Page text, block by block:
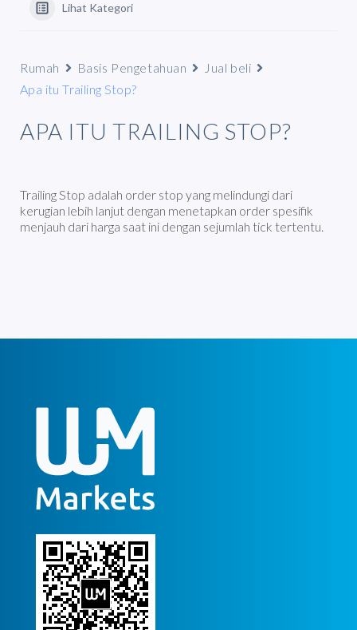
Lihat Kategori
Rumah Basis Pengetahuan
Jual beli
Apa itu Trailing Stop?
APA ITU TRAILING STOP?
Trailing Stop adalah order stop yang melindungi dari
kerugian lebih lanjut dengan menetapkan order spesifik
menjauh dari harga saat ini dengan sejumlah tick tertentu.